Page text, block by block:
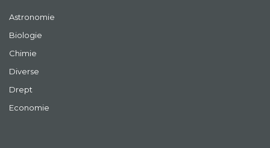
Astronomie
Biologie
Chimie
Diverse
Drept
Economie